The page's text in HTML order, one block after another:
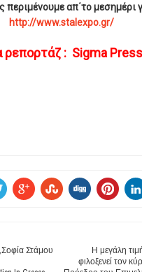
απ΄το μεσημέρι
http://www.stalexpo.gr/
ρεπορτάζ : Sigma
Στάμου
Η μεγάλη
φιλοξενεί τον